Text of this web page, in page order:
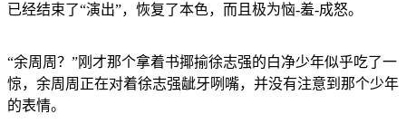
已经结束了“演出”，恢复了本色，而且极为恼-羞-成怒。
“余周周？”刚才那个拿着书揶揄徐志强的白净少年似乎吃了一
惊，余周周正在对着徐志强龇牙咧嘴，并没有注意到那个少年
的表情。